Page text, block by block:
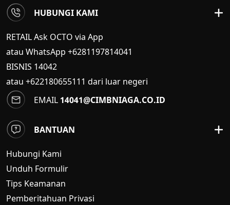
HUBUNGI KAMI
RETAIL Ask OCTO via App
atau WhatsApp +6281197814041
BISNIS 14042
atau +622180655111 dari luar negeri
EMAIL 14041@CIMBNIAGA.CO.ID
BANTUAN
Hubungi Kami
Unduh Formulir
Tips Keamanan
Pemberitahuan Privasi